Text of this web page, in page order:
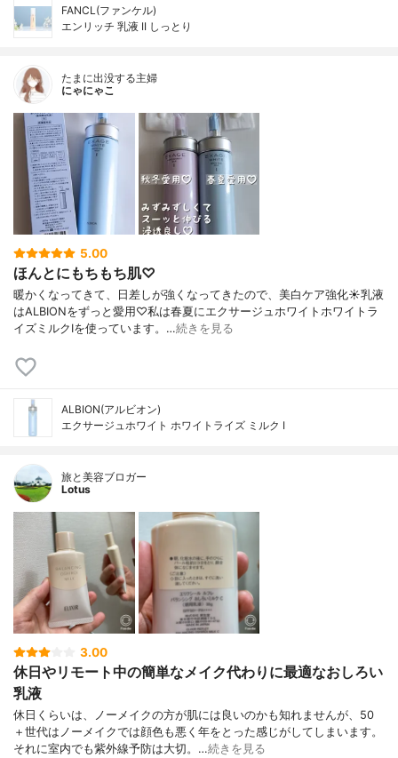
FANCL(ファンケル)
エンリッチ 乳液 II しっとり
たまに出没する主婦
にゃにゃこ
5.00
ほんとにもちもち肌♡
暖かくなってきて、日差しが強くなってきたので、美白ケア強化☀乳液
はALBIONをずっと愛用♡私は春夏にエクサージュホワイトホワイトラ
イズミルクⅠを使っています。…続きを見る
ALBION(アルビオン)
エクサージュホワイト ホワイトライズ ミルク Ⅰ
旅と美容ブロガー
Lotus
3.00
休日やリモート中の簡単なメイク代わりに最適なおしろい
乳液
休日くらいは、ノーメイクの方が肌には良いのかも知れませんが、50
＋世代はノーメイクでは顔色も悪く年をとった感じがしてしまいます。
それに室内でも紫外線予防は大切。…続きを見る